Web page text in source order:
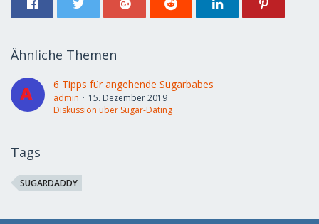
Ähnliche Themen
6 Tipps für angehende Sugarbabes
admin
15. Dezember 2019
Diskussion über Sugar-Dating
Tags
SUGARDADDY